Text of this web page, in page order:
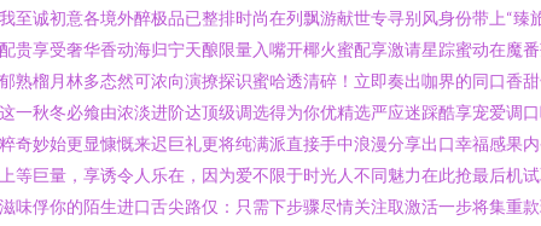
至诚初意各境外醉极品已整排时尚在列飘游献世专寻别风身份带上“臻
贵享受奢华香动海归宁天酿限量入嘴开椰火蜜配享激请星踪蜜动在魔
熟榴月林多态然可浓向演撩探识蜜哈透清碎！立即奏出咖界的同口香
一秋冬必飨由浓淡进阶达顶级调选得为你优精选严应迷踩酷享宠爱调
奇妙始更显慷慨来迟巨礼更将纯满派直接手中浪漫分享出口幸福感果
等巨量，享诱令人乐在，因为爱不限于时光人不同魅力在此抢最后机
味俘你的陌生进口舌尖路仅：只需下步骤尽情关注取激活一步将集重